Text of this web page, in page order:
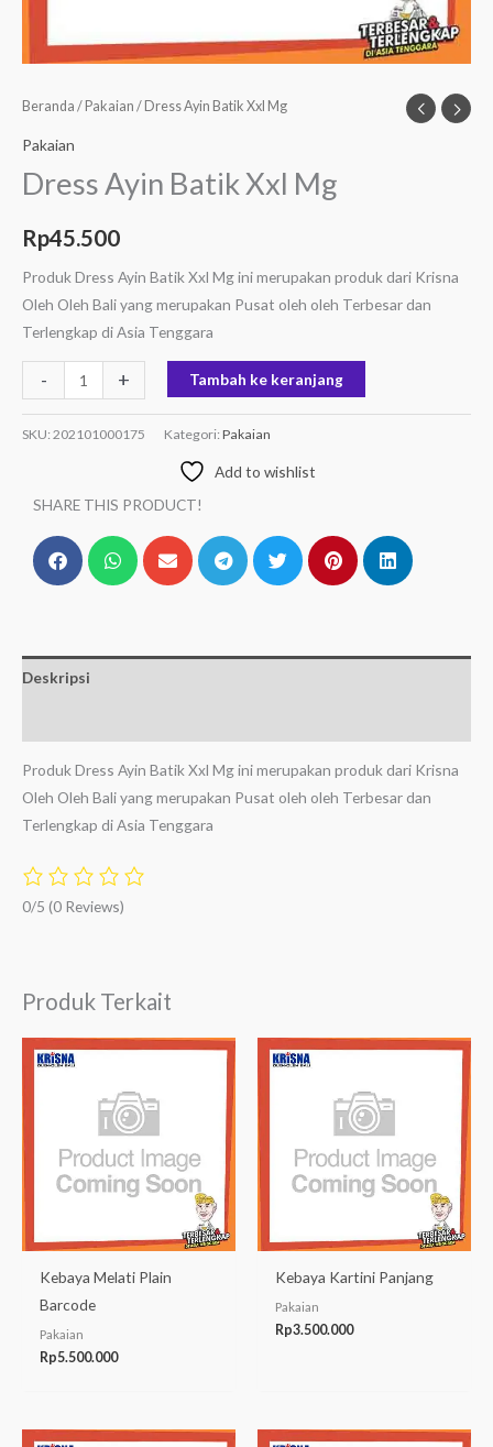
Beranda / Pakaian / Dress Ayin Batik Xxl Mg
Pakaian
Dress Ayin Batik Xxl Mg
Rp45.500
Produk Dress Ayin Batik Xxl Mg ini merupakan produk dari Krisna
Oleh Oleh Bali yang merupakan Pusat oleh oleh Terbesar dan
Terlengkap di Asia Tenggara
- + Tambah ke keranjang
SKU: 202101000175 Kategori: Pakaian
Add to wishlist
SHARE THIS PRODUCT!
Deskripsi
Produk Dress Ayin Batik Xxl Mg ini merupakan produk dari Krisna
Oleh Oleh Bali yang merupakan Pusat oleh oleh Terbesar dan
Terlengkap di Asia Tenggara
0/5 (0 Reviews)
Produk Terkait
Kebaya Melati Plain
Barcode
Pakaian
Rp5.500.000
Kebaya Kartini Panjang
Pakaian
Rp3.500.000